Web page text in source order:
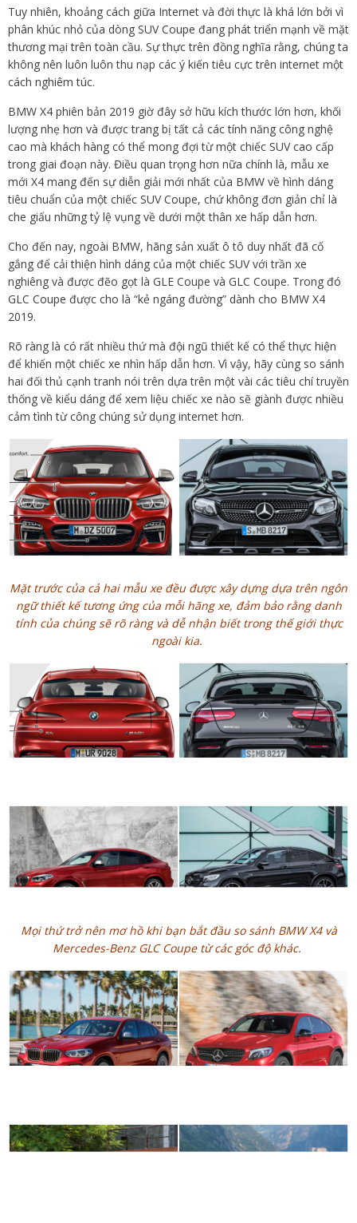
Tuy nhiên, khoảng cách giữa Internet và đời thực là khá lớn bởi vì
phân khúc nhỏ của dòng SUV Coupe đang phát triển mạnh về mặt
thương mại trên toàn cầu. Sự thực trên đồng nghĩa rằng, chúng ta
không nên luôn luôn thu nạp các ý kiến tiêu cực trên internet một
cách nghiêm túc.
BMW X4 phiên bản 2019 giờ đây sở hữu kích thước lớn hơn, khối
lượng nhẹ hơn và được trang bị tất cả các tính năng công nghệ
cao mà khách hàng có thể mong đợi từ một chiếc SUV cao cấp
trong giai đoạn này. Điều quan trọng hơn nữa chính là, mẫu xe
mới X4 mang đến sự diễn giải mới nhất của BMW về hình dáng
tiêu chuẩn của một chiếc SUV Coupe, chứ không đơn giản chỉ là
che giấu những tỷ lệ vụng về dưới một thân xe hấp dẫn hơn.
Cho đến nay, ngoài BMW, hãng sản xuất ô tô duy nhất đã cố
gắng để cải thiện hình dáng của một chiếc SUV với trần xe
nghiêng và được đẽo gọt là GLE Coupe và GLC Coupe. Trong đó
GLC Coupe được cho là “kẻ ngáng đường” dành cho BMW X4
2019.
Rõ ràng là có rất nhiều thứ mà đội ngũ thiết kế có thể thực hiện
để khiến một chiếc xe nhìn hấp dẫn hơn. Vì vậy, hãy cùng so sánh
hai đối thủ cạnh tranh nói trên dựa trên một vài các tiêu chí truyền
thống về kiểu dáng để xem liệu chiếc xe nào sẽ giành được nhiều
cảm tình từ công chúng sử dụng internet hơn.
Mặt trước của cả hai mẫu xe đều được xây dựng dựa trên ngôn
ngữ thiết kế tương ứng của mỗi hãng xe, đảm bảo rằng danh
tính của chúng sẽ rõ ràng và dễ nhận biết trong thế giới thực
ngoài kia.
Mọi thứ trở nên mơ hồ khi bạn bắt đầu so sánh BMW X4 và
Mercedes-Benz GLC Coupe từ các góc độ khác.